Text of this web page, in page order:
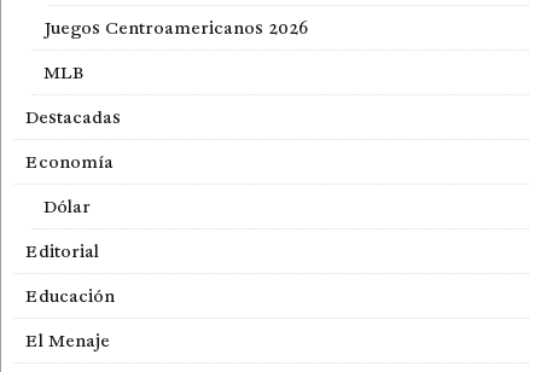
Juegos Centroamericanos 2026
MLB
Destacadas
Economía
Dólar
Editorial
Educación
El Menaje